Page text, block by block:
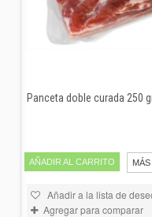
Panceta doble curada 250
AÑADIR AL CARRITO MÁS
Añadir a la lista de
Agregar para comparar